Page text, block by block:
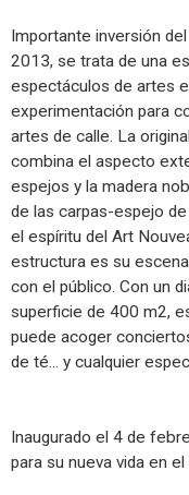
Importante inversión
2013, se trata de una
espectáculos de artes
experimentación para
artes de calle. La
combina el aspecto
espejos y la madera
de las carpas-espejo
el espíritu del Art
estructura es su
con el público. Con un
superficie de 400 m2,
puede acoger
de té... y cualquier
Inaugurado el 4 de
para su nueva vida en